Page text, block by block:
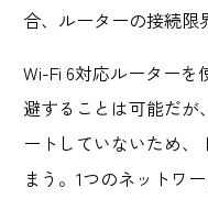
合、ルーターの接続限
Wi-Fi 6対応ルーター
避することは可能だが
ートしていないため、
まう。1つのネットワ